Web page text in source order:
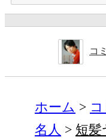
コ
ホーム
名人
短